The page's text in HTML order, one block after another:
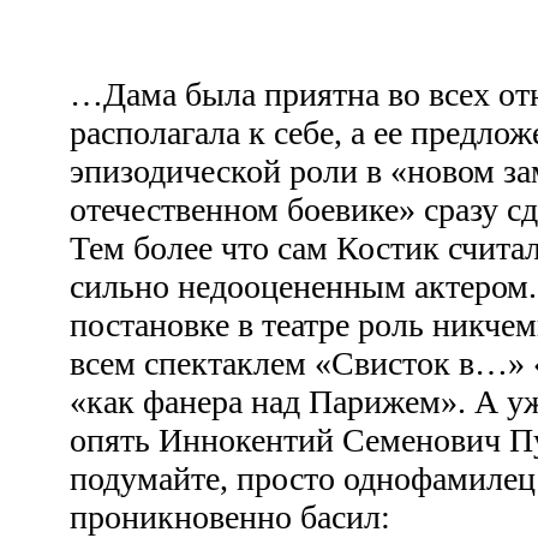
…Дама была приятна во всех
располагала к себе, а ее
эпизодической роли в «новом
отечественном боевике» сразу
Тем более что сам Костик
сильно недооцененным
постановке в театре роль
всем спектаклем «Свисток в…»
«как фанера над Парижем». А
опять Иннокентий Семенович
подумайте, просто
проникновенно басил: